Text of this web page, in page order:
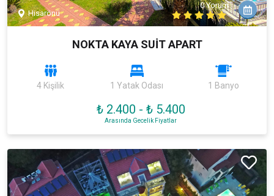
Hisarönü
0 Yorum
NOKTA KAYA SUİT APART
4 Kişilik 1 Yatak Odası 1 Banyo
₺ 2.400 - ₺ 5.400
Arasında Gecelik Fiyatlar